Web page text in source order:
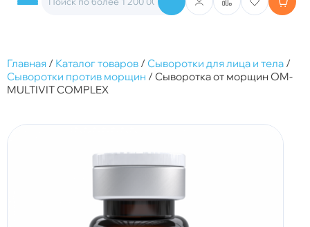
Главная / Каталог товаров /Сыворотки для лица и тела /
Сыворотки против морщин /Сыворотка от морщин OM-
MULTIVIT COMPLEX